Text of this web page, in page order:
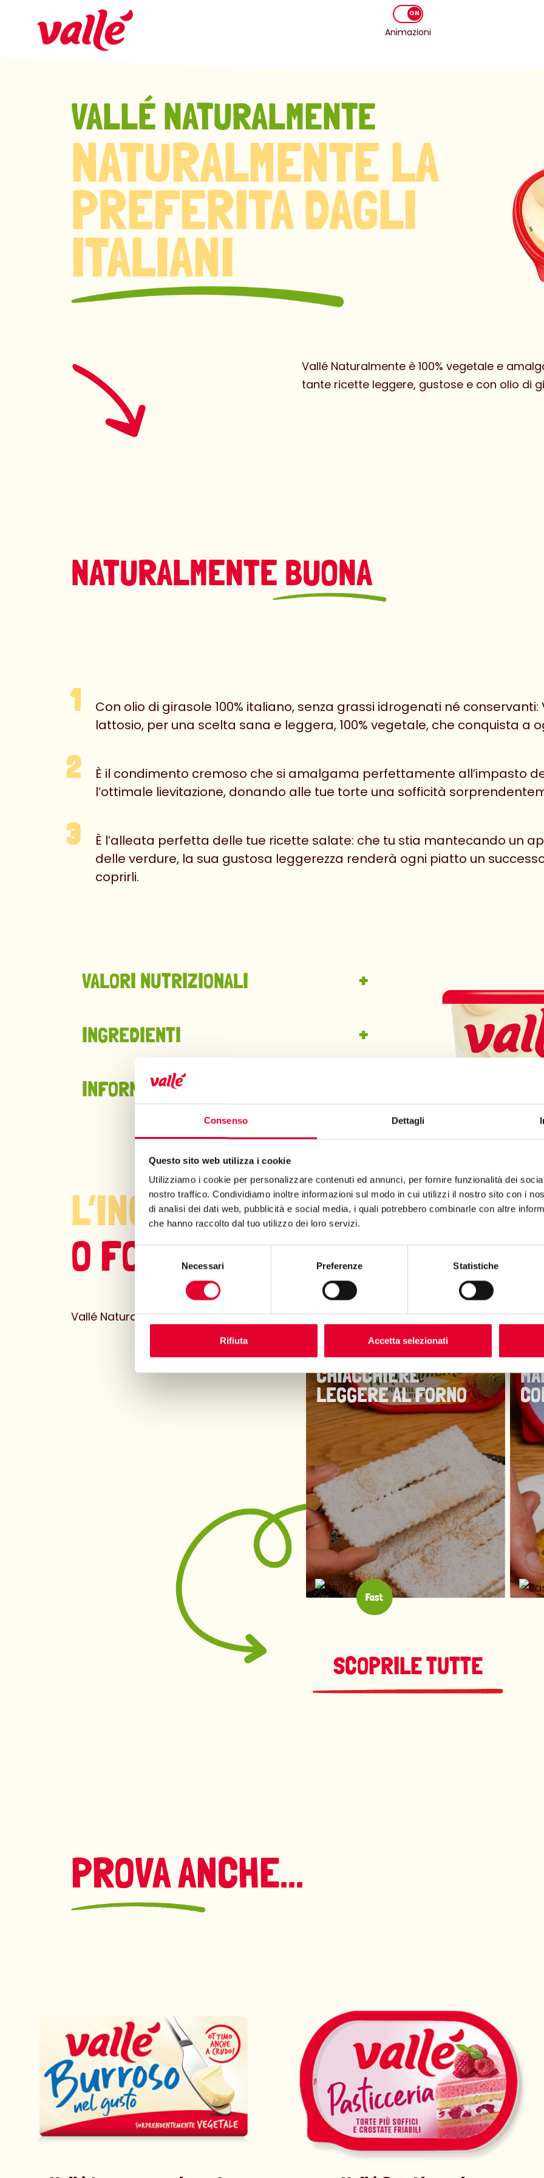
Consenso Dettagli
Questo sito web utilizza i cookie
Utilizziamo i cookie per personalizzare contenuti ed annunci, per fornire funzionalità dei
nostro traffico. Condividiamo inoltre informazioni sul modo in cui utilizzi il nostro sito con i
di analisi dei dati web, pubblicità e social media, i quali potrebbero combinarle con altre
che hanno raccolto dal tuo utilizzo dei loro servizi.
Selezione
del
Necessari Preferenze Statistiche
Rifiuta Accetta selezionati
Animazioni
VALLÉ NATURALMENTE
NATURALMENTE LA
PREFERITA DAGLI
ITALIANI
Vallé Naturalmente è 100% vegetale e
tante ricette leggere, gustose e con olio di
NATURALMENTE BUONA
Con olio di girasole 100% italiano, senza grassi idrogenati né
lattosio, per una scelta sana e leggera, 100% vegetale, che conquista a
È il condimento cremoso che si amalgama perfettamente all’impasto
l’ottimale lievitazione, donando alle tue torte una sofficità
È l’alleata perfetta delle tue ricette salate: che tu stia mantecando un
delle verdure, la sua gustosa leggerezza renderà ogni piatto un
coprirli.
VALORI NUTRIZIONALI
INGREDIENTI
INFORMAZIONI LEGALI
L’INGREDIENTE SEGRETO
O FORSE SÌ
Vallé Naturalmente è la tua alleata perfetta in tutte le tue ricette… scopri cosa può fare
CHIACCHIERE
LEGGERE AL FORNO
SCOPRILE TUTTE
PROVA ANCHE...